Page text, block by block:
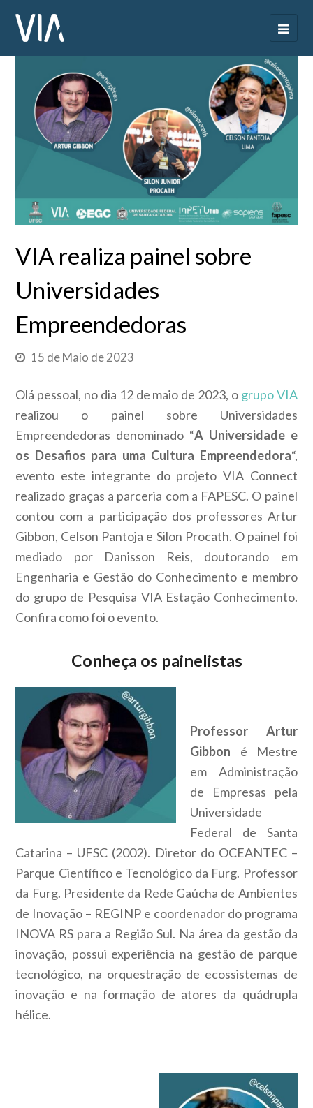
VIA realiza painel sobre
Universidades
Empreendedoras
15 de Maio de 2023
Olá pessoal, no dia 12 de maio de 2023, o grupo VIA
realizou o painel sobre Universidades
Empreendedoras denominado “A Universidade e
os Desafios para uma Cultura Empreendedora“,
evento este integrante do projeto VIA Connect
realizado graças a parceria com a FAPESC. O painel
contou com a participação dos professores Artur
Gibbon, Celson Pantoja e Silon Procath. O painel foi
mediado por Danisson Reis, doutorando em
Engenharia e Gestão do Conhecimento e membro
do grupo de Pesquisa VIA Estação Conhecimento.
Confira como foi o evento.
Conheça os painelistas
Professor Artur
Gibbon é Mestre
em Administração
de Empresas pela
Universidade
Federal de Santa
Catarina – UFSC (2002). Diretor do OCEANTEC –
Parque Científico e Tecnológico da Furg. Professor
da Furg. Presidente da Rede Gaúcha de Ambientes
de Inovação – REGINP e coordenador do programa
INOVA RS para a Região Sul. Na área da gestão da
inovação, possui experiência na gestão de parque
tecnológico, na orquestração de ecossistemas de
inovação e na formação de atores da quádrupla
hélice.